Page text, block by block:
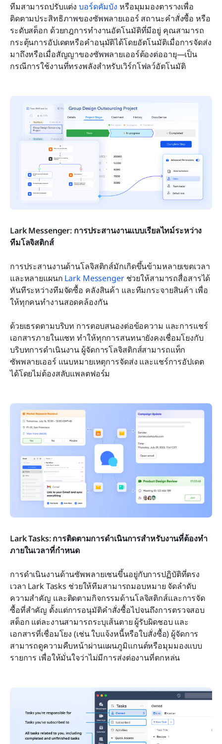
ทีมสามารถปรับแต่ง บอร์ดคัมบัง หรือมุมมองตารางเพื่อ
ติดตามประสิทธิภาพของซัพพลายเออร์ สถานะคำสั่งซื้อ หรือ
ระดับสต็อก ด้วยกฎการทำงานอัตโนมัติที่มีอยู่ คุณสามารถ
กระตุ้นการอัปเดตหรือคำอนุมัติได้โดยอัตโนมัติเมื่อการจัดส่ง
มาถึงหรือเมื่อสัญญาของซัพพลายเออร์ต้องต่ออายุ—เป็น
กรณีการใช้งานที่ทรงพลังสำหรับเวิร์กโฟลว์อัตโนมัติ
Lark Messenger: การประสานงานแบบเรียลไทม์ระหว่าง
ทีมโลจิสติกส์
การประสานงานด้านโลจิสติกส์มักเกิดขึ้นข้ามหลายเขตเวลา
และหลายแผนก Lark Messenger ช่วยให้สามารถสื่อสารได้
ทันทีระหว่างทีมจัดซื้อ คลังสินค้า และทีมกระจายสินค้า เพื่อ
ให้ทุกคนทำงานสอดคล้องกัน
ด้วยเธรดตามบริบท การตอบสนองต่อข้อความ และการแชร์
เอกสารภายในแชท ทำให้ทุกการสนทนายังคงเชื่อมโยงกับ
บริบทการดำเนินงาน ผู้จัดการโลจิสติกส์สามารถแท็ก
ซัพพลายเออร์ แนบหมายเหตุการจัดส่ง และแชร์การอัปเดต
ได้โดยไม่ต้องสลับแพลตฟอร์ม
Lark Tasks: การติดตามการดำเนินการสำหรับงานที่ต้องทำ
ภายในเวลาที่กำหนด
การดำเนินงานด้านซัพพลายเชนขึ้นอยู่กับการปฏิบัติที่ตรง
เวลา Lark Tasks ช่วยให้ทีมสามารถมอบหมาย จัดลำดับ
ความสำคัญ และติดตามกิจกรรมด้านโลจิสติกส์และการจัด
ซื้อที่สำคัญ ตั้งแต่การอนุมัติคำสั่งซื้อไปจนถึงการตรวจสอบ
สต็อก แต่ละงานสามารถระบุเส้นตาย ผู้รับผิดชอบ และ
เอกสารที่เชื่อมโยง (เช่น ใบแจ้งหนี้หรือใบสั่งซื้อ) ผู้จัดการ
สามารถดูความคืบหน้าผ่านแผนภูมิแกนต์หรือมุมมองแบบ
รายการ เพื่อให้มั่นใจว่าไม่มีการส่งต่องานที่ตกหล่น